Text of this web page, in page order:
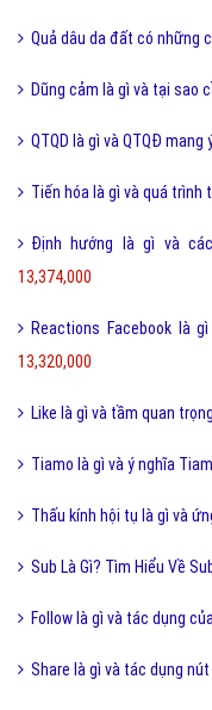
Quả dâu da đất có những
Dũng cảm là gì và tại sao
QTQD là gì và QTQĐ
Tiến hóa là gì và quá trình
Định hướng là gì và
13,374,000
Reactions Facebook là
13,320,000
Like là gì và tầm quan
Tiamo là gì và ý nghĩa
Thấu kính hội tụ là gì và
Sub Là Gì? Tìm Hiểu Về
Follow là gì và tác dụng
Share là gì và tác dụng